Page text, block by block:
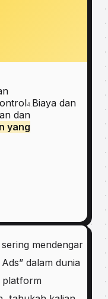
4.Biaya dan
dan
yang
mendengar
dalam dunia
platform